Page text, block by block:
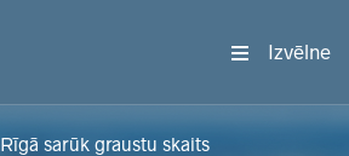
Izvēlne
Rīgā sarūk graustu skaits